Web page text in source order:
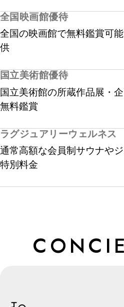
全国映画館優待
全国の映画館で無料鑑賞可
供
国立美術館優待
国立美術館の所蔵作品展・
無料鑑賞
ラグジュアリーウェルネス
通常高額な会員制サウナや
特別料金